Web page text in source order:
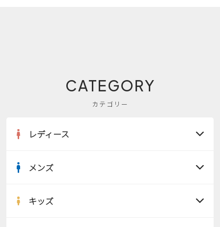
CATEGORY
カテゴリー
レディース
サンダル
メンズ
キッズ